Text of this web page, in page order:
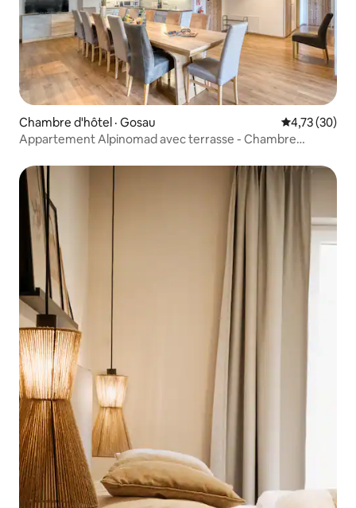
Chambre d'hôtel · Gosau Note
4,73 (30)
Appartement Alpinomad avec terrasse - Chambre